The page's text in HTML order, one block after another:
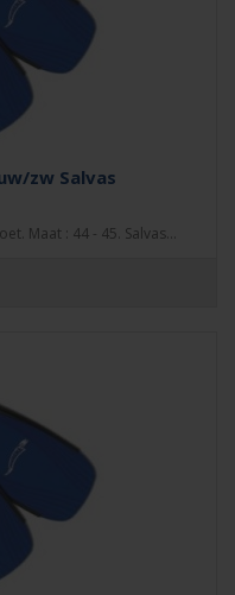
zw Salvas
Maat : 44 - 45. Salvas...